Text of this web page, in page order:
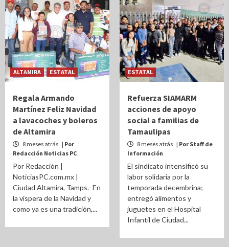
ALTAMIRA ESTATAL
Regala Armando
Martínez Feliz Navidad
a lavacoches y boleros
de Altamira
8 meses atrás | Por
Redacción Noticias PC
Por Redacción |
NoticiasPC.com.mx |
Ciudad Altamira, Tamps.- En
la víspera de la Navidad y
como ya es una tradición,...
ESTATAL
Refuerza SIAMARM
acciones de apoyo
social a familias de
Tamaulipas
8 meses atrás | Por Staff de
Información
El sindicato intensificó su
labor solidaria por la
temporada decembrina;
entregó alimentos y
juguetes en el Hospital
Infantil de Ciudad...